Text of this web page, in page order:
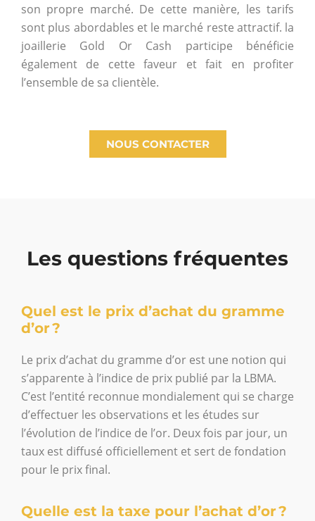
son propre marché. De cette manière, les tarifs
sont plus abordables et le marché reste attractif. la
joaillerie Gold Or Cash participe bénéficie
également de cette faveur et fait en profiter
l’ensemble de sa clientèle.
NOUS CONTACTER
Les questions fréquentes
Quel est le prix d’achat du gramme
d’or ?
Le prix d’achat du gramme d’or est une notion qui
s’apparente à l’indice de prix publié par la LBMA.
C’est l’entité reconnue mondialement qui se charge
d’effectuer les observations et les études sur
l’évolution de l’indice de l’or. Deux fois par jour, un
taux est diffusé officiellement et sert de fondation
pour le prix final.
Quelle est la taxe pour l’achat d’or ?